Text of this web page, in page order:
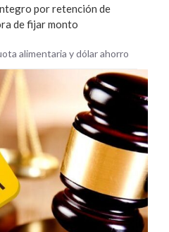
por retención de
de fijar monto
alimentaria y dólar ahorro